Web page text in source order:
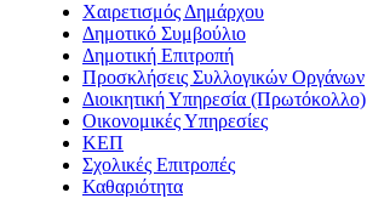
Χαιρετισμός Δημάρχου
Δημοτικό Συμβούλιο
Δημοτική Επιτροπή
Προσκλήσεις Συλλογικών Οργάνων
Διοικητική Υπηρεσία (Πρωτόκολλο)
Οικονομικές Υπηρεσίες
ΚΕΠ
Σχολικές Επιτροπές
Καθαριότητα